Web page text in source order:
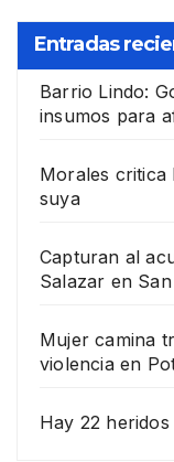
Entradas
Barrio Lindo:
insumos para
Morales critica
suya
Capturan al
Salazar en
Mujer camina
violencia en
Hay 22